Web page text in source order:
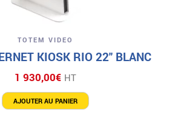
TOTEM VIDEO
KIOSK RIO 22″ BLANC
1 930,00€ HT
AJOUTER AU PANIER